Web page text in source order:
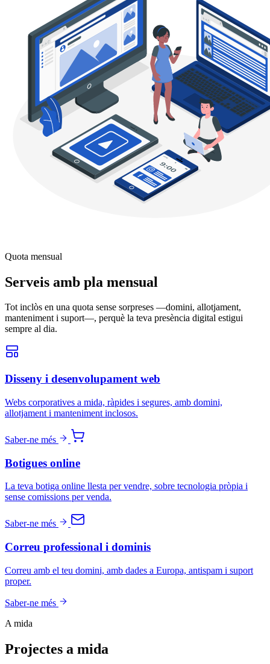
Quota mensual
Serveis amb pla mensual
Tot inclòs en una quota sense sorpreses —domini, allotjament,
manteniment i suport—, perquè la teva presència digital estigui
sempre al dia.
Disseny i desenvolupament web
Webs corporatives a mida, ràpides i segures, amb domini,
allotjament i manteniment inclosos.
Saber-ne més
Botigues online
La teva botiga online llesta per vendre, sobre tecnologia pròpia i
sense comissions per venda.
Saber-ne més
Correu professional i dominis
Correu amb el teu domini, amb dades a Europa, antispam i suport
proper.
Saber-ne més
A mida
Projectes a mida